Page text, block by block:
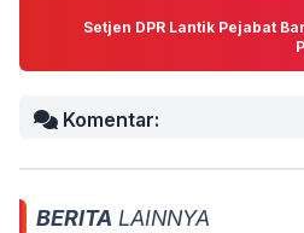
Setjen DPR Lantik Pejabat
Komentar:
BERITA LAINNYA